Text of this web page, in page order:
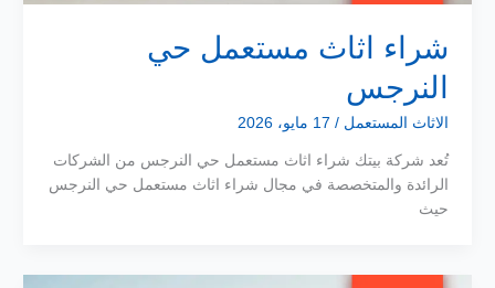
شراء اثاث مستعمل حي
النرجس
الاثاث المستعمل / 17 مايو، 2026
تُعد شركة بيتك شراء اثاث مستعمل حي النرجس من الشركات
الرائدة والمتخصصة في مجال شراء اثاث مستعمل حي النرجس
حيث